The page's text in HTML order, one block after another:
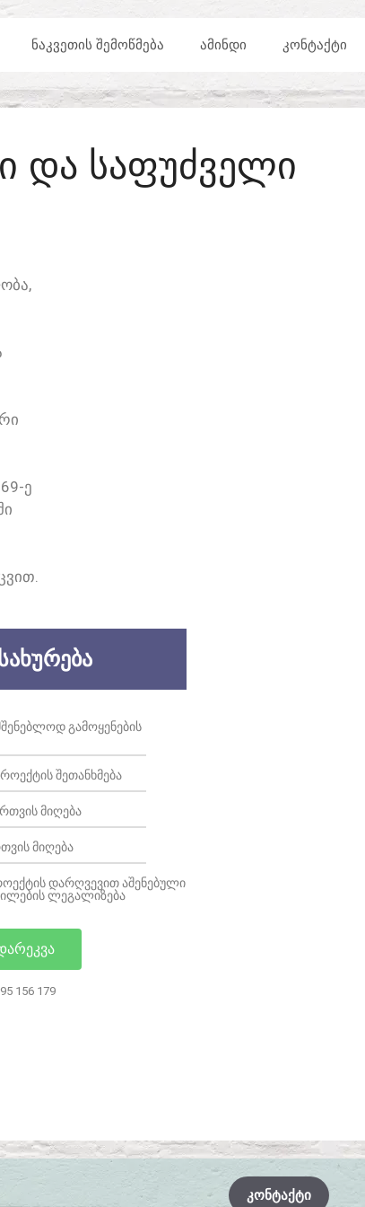
ᲜᲐᲙᲕᲔᲗᲘᲡ ᲨᲔᲛᲝᲬᲛᲔᲑᲐ ᲐᲛᲘᲜᲓᲘ ᲙᲝᲜᲢᲐᲥᲢᲘ
ᲓᲐ ᲡᲐᲤᲣᲫᲕᲔᲚᲘ
Ე
ᲒᲐᲛᲝᲧᲔᲜᲔᲑᲘᲡ
ᲨᲔᲗᲐᲜᲮᲛᲔᲑᲐ
ᲛᲘᲦᲔᲑᲐ
ᲛᲘᲦᲔᲑᲐ
ᲓᲐᲠᲦᲕᲔᲕᲘᲗ ᲐᲨᲔᲜᲔᲑᲣᲚᲘ
ᲚᲔᲒᲐᲚᲘᲖᲔᲑᲐ
156 179
ᲙᲝᲜᲢᲐᲥᲢᲘ